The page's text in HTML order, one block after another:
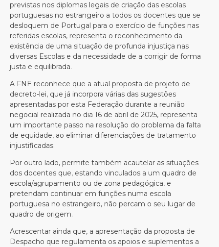
previstas nos diplomas legais de criação das escolas
portuguesas no estrangeiro a todos os docentes que se
desloquem de Portugal para o exercício de funções nas
referidas escolas, representa o reconhecimento da
existência de uma situação de profunda injustiça nas
diversas Escolas e da necessidade de a corrigir de forma
justa e equilibrada.
A FNE reconhece que a atual proposta de projeto de
decreto-lei, que já incorpora várias das sugestões
apresentadas por esta Federação durante a reunião
negocial realizada no dia 16 de abril de 2025, representa
um importante passo na resolução do problema da falta
de equidade, ao eliminar diferenciações de tratamento
injustificadas.
Por outro lado, permite também acautelar as situações
dos docentes que, estando vinculados a um quadro de
escola/agrupamento ou de zona pedagógica, e
pretendam continuar em funções numa escola
portuguesa no estrangeiro, não percam o seu lugar de
quadro de origem.
Acrescentar ainda que, a apresentação da proposta de
Despacho que regulamenta os apoios e suplementos a